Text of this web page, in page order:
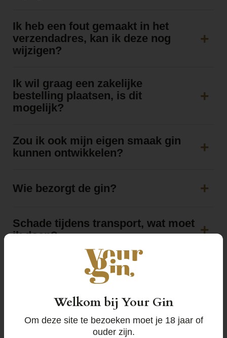
Ik heb een fout gemaakt in het
verzendadres, kan ik deze nog
wijzigen?
Ik wil graag een zakelijke
bestelling plaatsen, is dit
mogelijk?
Zou ik ook mijn eigen smaak gin
kunnen ontwikkelen?
Wie bezorgt de gin?
Schade tijdens transport, wat moet
ik doen?
Ik heb een order geplaats, maar
nog geen orderbevestiging
Krijg ik een factuur?
Welkom bij Your Gin
Om deze site te bezoeken moet je 18 jaar of
ouder zijn.